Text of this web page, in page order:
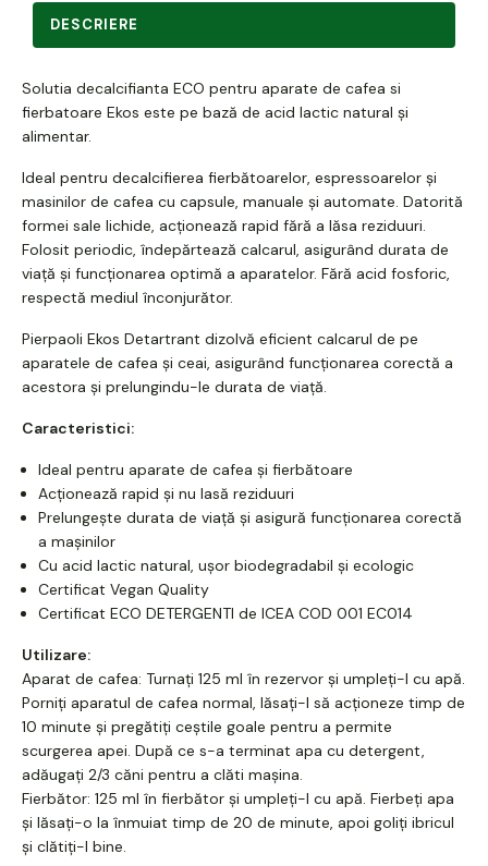
DESCRIERE
Solutia decalcifianta ECO pentru aparate de cafea si
fierbatoare Ekos este pe bază de acid lactic natural și
alimentar.
Ideal pentru decalcifierea fierbătoarelor, espressoarelor și
masinilor de cafea cu capsule, manuale și automate. Datorită
formei sale lichide, acționează rapid fără a lăsa reziduuri.
Folosit periodic, îndepărtează calcarul, asigurând durata de
viață și funcționarea optimă a aparatelor. Fără acid fosforic,
respectă mediul înconjurător.
Pierpaoli Ekos Detartrant dizolvă eficient calcarul de pe
aparatele de cafea și ceai, asigurând funcționarea corectă a
acestora și prelungindu-le durata de viață.
Caracteristici:
Ideal pentru aparate de cafea și fierbătoare
Acționează rapid și nu lasă reziduuri
Prelungește durata de viață și asigură funcționarea corectă
a mașinilor
Cu acid lactic natural, ușor biodegradabil și ecologic
Certificat Vegan Quality
Certificat ECO DETERGENTI de ICEA COD 001 EC014
Utilizare:
Aparat de cafea: Turnați 125 ml în rezervor și umpleți-l cu apă.
Porniți aparatul de cafea normal, lăsați-l să acționeze timp de
10 minute și pregătiți ceștile goale pentru a permite
scurgerea apei. După ce s-a terminat apa cu detergent,
adăugați 2/3 căni pentru a clăti mașina.
Fierbător: 125 ml în fierbător și umpleți-l cu apă. Fierbeți apa
și lăsați-o la înmuiat timp de 20 de minute, apoi goliți ibricul
și clătiți-l bine.